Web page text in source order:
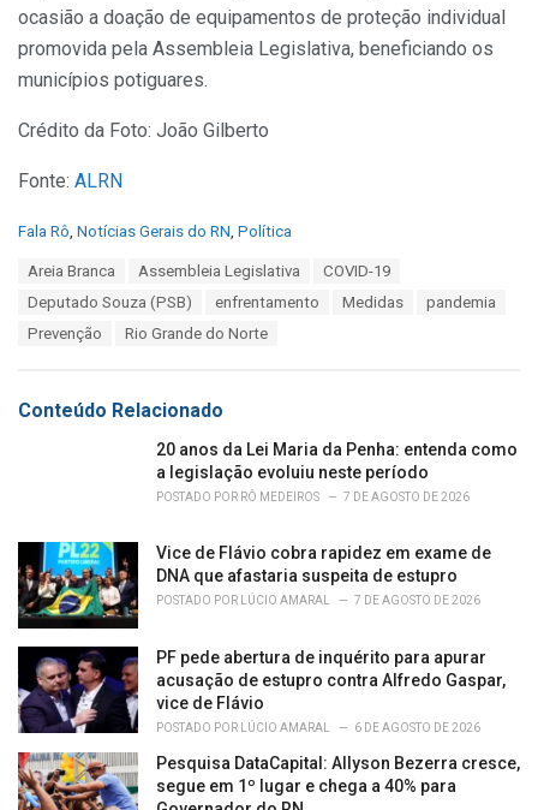
ocasião a doação de equipamentos de proteção individual
promovida pela Assembleia Legislativa, beneficiando os
municípios potiguares.
Crédito da Foto: João Gilberto
Fonte: ALRN
C
e
Fala Rô, Notícias Gerais do RN, Política
Areia Branca Assembleia Legislativa
COVID-19
Deputado Souza (PSB)
enfrentamento Medidas
pandemia
Prevenção
Rio Grande do Norte
Conteúdo Relacionado
20 anos da Lei Maria da Penha: entenda como
a legislação evoluiu neste período
POSTADO POR RÔ MEDEIROS 7 DE AGOSTO DE 2026
Vice de Flávio cobra rapidez em exame de
DNA que afastaria suspeita de estupro
POSTADO POR LÚCIO AMARAL 7 DE AGOSTO DE 2026
PF pede abertura de inquérito para apurar
acusação de estupro contra Alfredo Gaspar,
vice de Flávio
POSTADO POR LÚCIO AMARAL 6 DE AGOSTO DE 2026
Pesquisa DataCapital: Allyson Bezerra cresce,
segue em 1º lugar e chega a 40% para